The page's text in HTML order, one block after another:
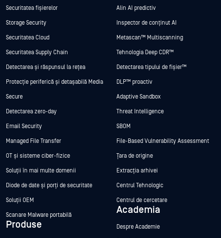
Securitatea fișierelor
Storage Security
Securitatea Cloud
Securitatea Supply Chain
Detectarea și răspunsul la rețea
Protecție periferică și detașabilă Media
Secure
Detectarea zero-day
Email Security
Managed File Transfer
OT și sisteme ciber-fizice
Soluții în mai multe domenii
Diode de date și porți de securitate
Soluții OEM
Scanare Malware portabilă
Produse
Alin AI predictiv
Inspector de conținut AI
Metascan™ Multiscanning
Tehnologia Deep CDR™
Detectarea tipului de fișier™
DLP™ proactiv
Adaptive Sandbox
Threat Intelligence
SBOM
File-Based Vulnerability Assessment
Țara de origine
Extracția arhivei
Centrul Tehnologic
Centrul de cercetare
Academia
Despre Academie